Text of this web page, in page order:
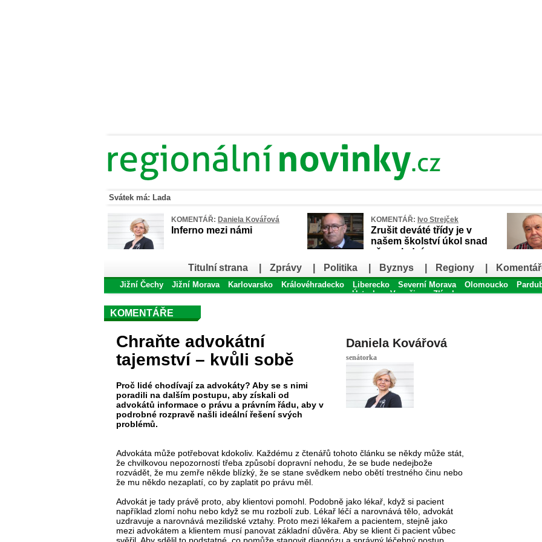
Svátek má: Lada
KOMENTÁŘ: Daniela Kovářová
Inferno mezi námi
KOMENTÁŘ: Ivo Strejček
Zrušit deváté třídy je v
našem školství úkol snad
až poslední
Titulní strana Zprávy Politika Byznys Regiony
Jižní Čechy Jižní Morava Karlovarsko Královéhradecko Liberecko Severní Morava Olomoucko
Ústecko
Vysočina Zlínsko
KOMENTÁŘE
Daniela Kovářová
senátorka
Chraňte advokátní
tajemství – kvůli sobě
Proč lidé chodívají za advokáty? Aby se s nimi
poradili na dalším postupu, aby získali od
advokátů informace o právu a právním řádu, aby v
podrobné rozpravě našli ideální řešení svých
problémů.
Advokáta může potřebovat kdokoliv. Každému z čtenářů tohoto článku se někdy může stát,
že chvilkovou nepozorností třeba způsobí dopravní nehodu, že se bude nedejbože
rozvádět, že mu zemře někde blízký, že se stane svědkem nebo obětí trestného činu nebo
že mu někdo nezaplatí, co by zaplatit po právu měl.
Advokát je tady právě proto, aby klientovi pomohl. Podobně jako lékař, když si pacient
například zlomí nohu nebo když se mu rozbolí zub. Lékař léčí a narovnává tělo, advokát
uzdravuje a narovnává mezilidské vztahy. Proto mezi lékařem a pacientem, stejně jako
mezi advokátem a klientem musí panovat základní důvěra. Aby se klient či pacient vůbec
svěřil. Aby sdělil to podstatné, co pomůže stanovit diagnózu a správný léčebný postup.